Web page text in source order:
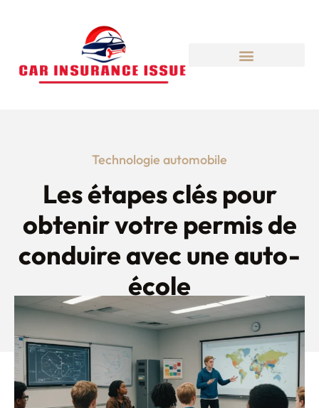
Technologie automobile
Les étapes clés pour
obtenir votre permis de
conduire avec une auto-
école